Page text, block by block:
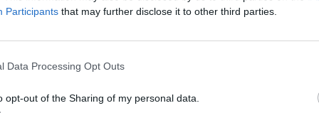
Participants that may further disclose it to other third parties.
Data Processing Opt Outs
opt-out of the Sharing of my personal data.
ωστόσο, είναι και ο μόνος δρόμος προς την
περιμένουμε το τρίτο και τελευταίο μέρος της
πρώτοι όλες τις ειδήσεις
στοCulturenow.gr